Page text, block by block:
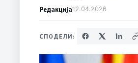
Редакција12.04.2026
СПОДЕЛИ: